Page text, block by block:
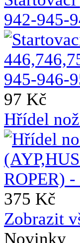
942-945-
97 Kč
Hřídel
375 Kč
Zobrazit
Novinky